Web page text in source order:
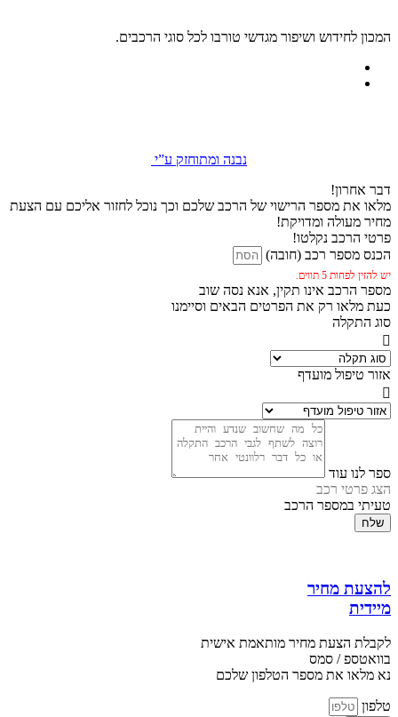
המכון לחידוש ושיפור מגדשי טורבו לכל סוגי הרכבים.
נבנה ומתוחזק ע”י
דבר אחרון!
מלאו את מספר הרישוי של הרכב שלכם וכך נוכל לחזור אליכם עם הצעת
מחיר מעולה ומדויקת!
פרטי הרכב נקלטו!
הכנס מספר רכב (חובה)
יש להזין לפחות 5 תווים.
מספר הרכב אינו תקין, אנא נסה שוב
כעת מלאו רק את הפרטים הבאים וסיימנו
סוג התקלה
אזור טיפול מועדף
ספר לנו עוד
הצג פרטי רכב
טעיתי במספר הרכב
שלח
להצעת מחיר
מיידית
לקבלת הצעת מחיר מותאמת אישית
בוואטספ / סמס
נא מלאו את מספר הטלפון שלכם
טלפון